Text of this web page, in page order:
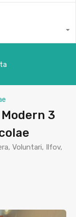
3
Voluntari, Ilfov,